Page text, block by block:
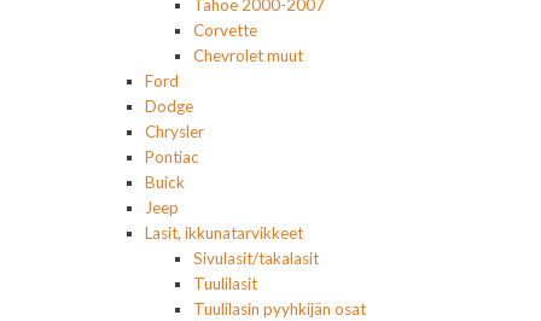
Tahoe 2000-2007
Corvette
Chevrolet muut
Ford
Dodge
Chrysler
Pontiac
Buick
Jeep
Lasit, ikkunatarvikkeet
Sivulasit/takalasit
Tuulilasit
Tuulilasin pyyhkijän osat